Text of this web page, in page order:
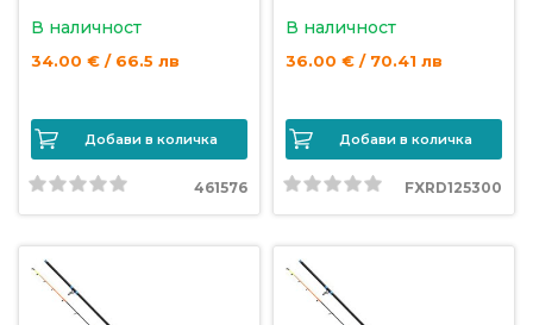
Лодки
примамки
В наличност
34.00 € / 66.5 лв
Добави в количка
461576
В наличност
36.00 € / 70.41 лв
Добави в количка
FXRD125300